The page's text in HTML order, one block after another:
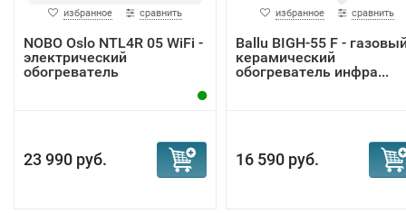
избранное сравнить
NOBO Oslo NTL4R 05 WiFi -
электрический
обогреватель
23 990 руб.
избранное сравнить
Ballu BIGH-55 F -
керамический
обогреватель инфра...
16 590 руб.